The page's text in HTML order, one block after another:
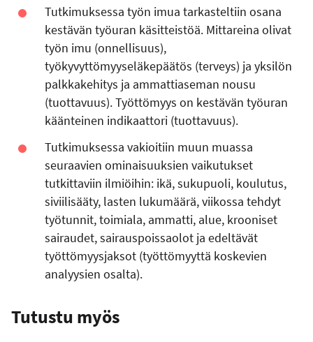
Tutkimuksessa työn imua tarkasteltiin osana
kestävän työuran käsitteistöä. Mittareina olivat
työn imu (onnellisuus),
työkyvyttömyyseläkepäätös (terveys) ja yksilön
palkkakehitys ja ammattiaseman nousu
(tuottavuus). Työttömyys on kestävän työuran
käänteinen indikaattori (tuottavuus).
Tutkimuksessa vakioitiin muun muassa
seuraavien ominaisuuksien vaikutukset
tutkittaviin ilmiöihin: ikä, sukupuoli, koulutus,
siviilisääty, lasten lukumäärä, viikossa tehdyt
työtunnit, toimiala, ammatti, alue, krooniset
sairaudet, sairauspoissaolot ja edeltävät
työttömyysjaksot (työttömyyttä koskevien
analyysien osalta).
Tutustu myös